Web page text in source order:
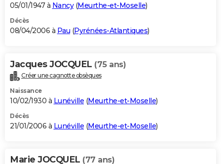
05/01/1947 à Nancy(Meurthe-et-Moselle)
Décès
08/04/2006 à Pau (Pyrénées-Atlantiques)
Jacques JOCQUEL (75 ans)
Créer une cagnotte obsèques
Naissance
10/02/1930 à Lunéville (Meurthe-et-Moselle)
Décès
21/01/2006 à Lunéville (Meurthe-et-Moselle)
Marie JOCQUEL (77 ans)